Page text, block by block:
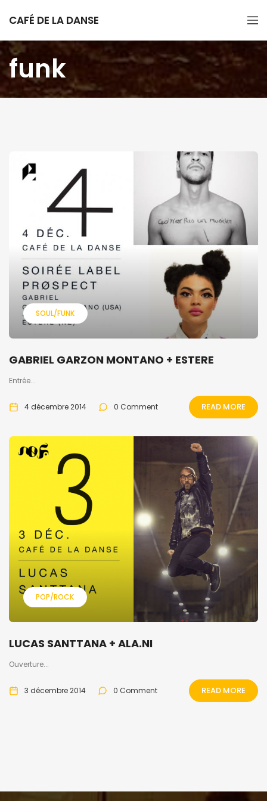
CAFÉ DE LA DANSE
funk
SOUL/FUNK
GABRIEL GARZON MONTANO + ESTERE
Entrée...
4 décembre 2014 0 Comment READ MORE
POP/ROCK
LUCAS SANTTANA + ALA.NI
Ouverture...
3 décembre 2014 0 Comment READ MORE